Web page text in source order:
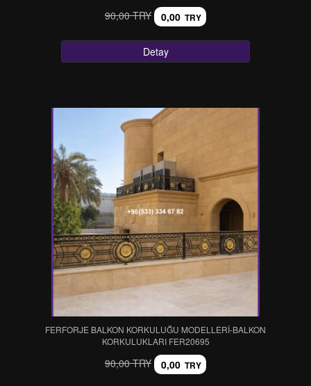
90,00 TRY 0,00 TRY
Detay
FERFORJE BALKON KORKULUĞU MODELLERİ-BALKON
KORKULUKLARI FER20695
90,00 TRY 0,00 TRY